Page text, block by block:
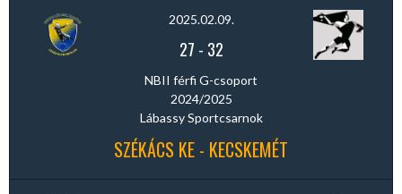
2025.02.09.
27 - 32
NBII férfi G-csoport
2024/2025
Lábassy Sportcsarnok
SZÉKÁCS KE - KECSKEMÉT